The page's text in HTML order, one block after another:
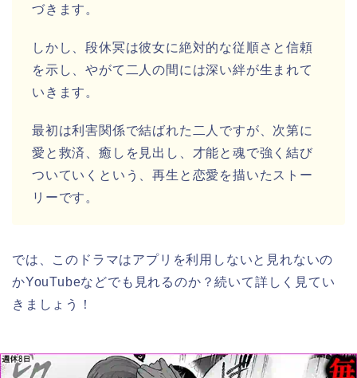
づきます。
しかし、段休冥は彼女に絶対的な従順さと信頼
を示し、やがて二人の間には深い絆が生まれて
いきます。
最初は利害関係で結ばれた二人ですが、次第に
愛と救済、癒しを見出し、才能と魂で強く結び
ついていくという、再生と恋愛を描いたストー
リーです。
では、このドラマはアプリを利用しないと見れないの
かYouTubeなどでも見れるのか？続いて詳しく見てい
きましょう！